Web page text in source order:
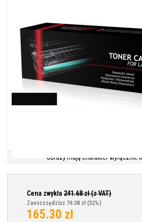
Obrazy mają charakter wyłącznie
Cena zwykła 241.68zł (z VAT)
Zaoszczędzisz 76.38 zł (32%)
165.30 zł